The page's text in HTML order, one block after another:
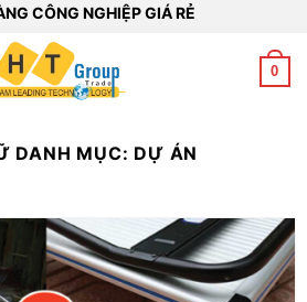
CÔNG NGHIỆP GIÁ RẺ
0
DANH MỤC: DỰ ÁN